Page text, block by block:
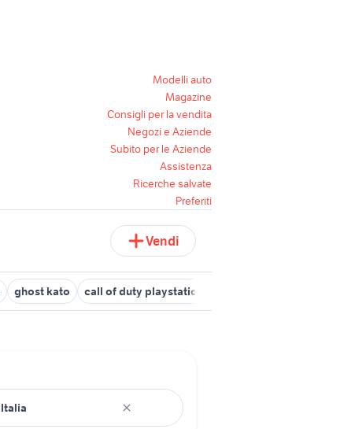
Modelli auto
Magazine
Consigli per la vendita
Negozi e Aziende
Subito per le Aziende
Assistenza
Ricerche salvate
Preferiti
Vendi
ghost kato call of duty playstation 2